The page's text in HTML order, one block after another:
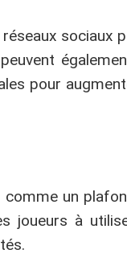
sociaux
pour
un
joueurs à